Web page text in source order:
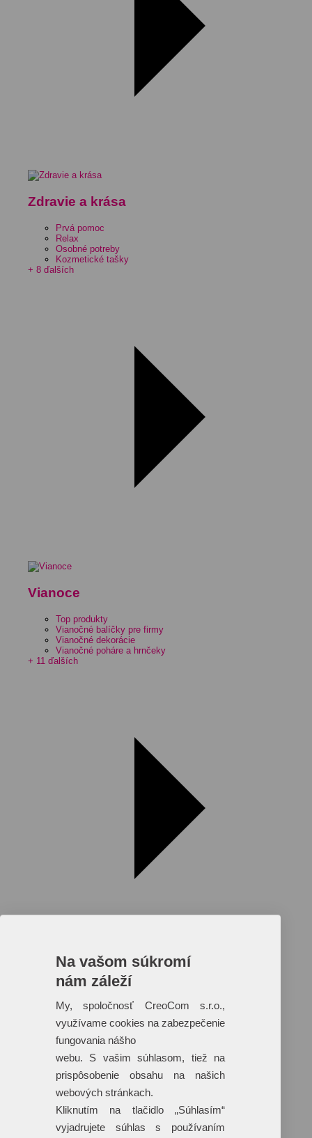
Zdravie a krása
Prvá pomoc
Relax
Osobné potreby
Kozmetické tašky
+ 8 ďalších
Vianoce
Top produkty
Vianočné balíčky pre firmy
Vianočné dekorácie
Vianočné poháre a hrnčeky
+ 11 ďalších
Reklamné predmety s plnofarebnou
potlačou
Dáždniky
Tašky
Hračky
Klobúky
Na vašom súkromí
nám záleží
My, spoločnosť CreoCom s.r.o.,
využívame cookies na zabezpečenie
fungovania nášho
webu. S vašim súhlasom, tiež na
prispôsobenie obsahu na našich
webových stránkach.
Kliknutím na tlačidlo „Súhlasím“
vyjadrujete súhlas s používaním